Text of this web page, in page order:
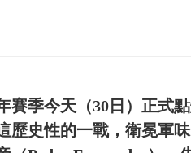
賽季今天（30日）正式
歷史性的一戰，衛冕軍